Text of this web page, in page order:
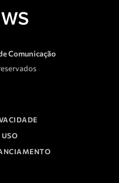
Comunicação
USO